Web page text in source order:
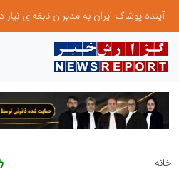
خانه